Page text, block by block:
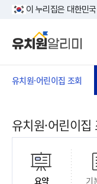
이 누리집은 대한민
유치원·어린이집 조회
유치원·어린이집
요약 기